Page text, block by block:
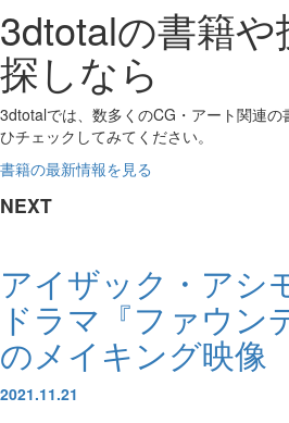
3dtotalの書籍
探しなら
3dtotalでは、数多くのCG・アート関連
ひチェックしてみてください。
書籍の最新情報を見る
NEXT
アイザック・アシ
ドラマ『ファウン
のメイキング映像
2021.11.21